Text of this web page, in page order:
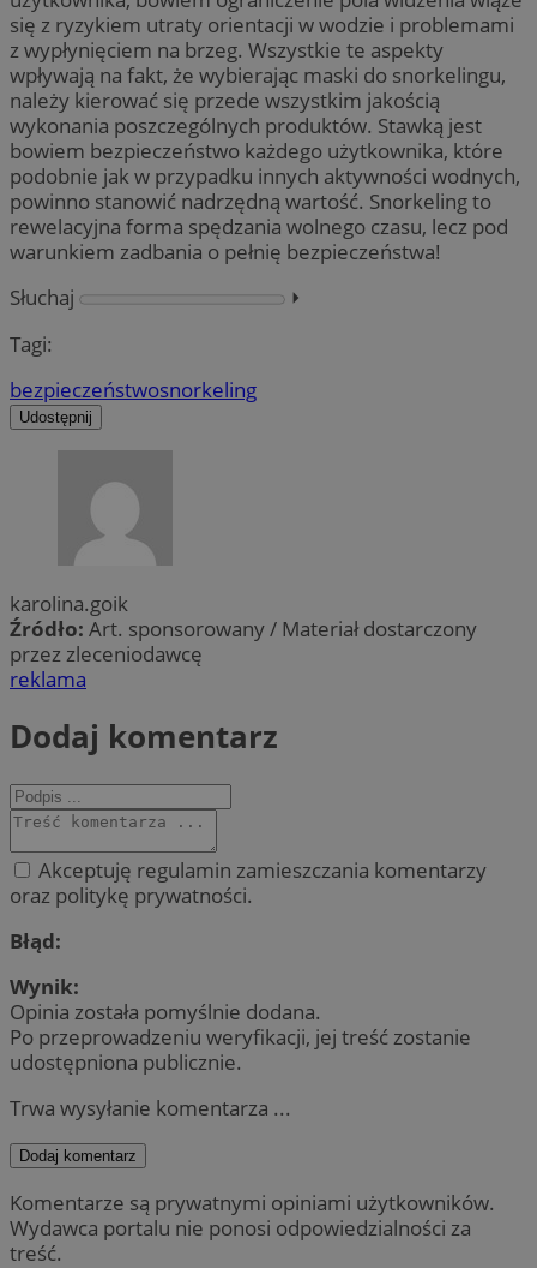
się z ryzykiem utraty orientacji w wodzie i problemami
z wypłynięciem na brzeg. Wszystkie te aspekty
wpływają na fakt, że wybierając maski do snorkelingu,
należy kierować się przede wszystkim jakością
wykonania poszczególnych produktów. Stawką jest
bowiem bezpieczeństwo każdego użytkownika, które
podobnie jak w przypadku innych aktywności wodnych,
powinno stanowić nadrzędną wartość. Snorkeling to
rewelacyjna forma spędzania wolnego czasu, lecz pod
warunkiem zadbania o pełnię bezpieczeństwa!
Słuchaj
⏵︎
Tagi:
bezpieczeństwosnorkeling
Udostępnij
karolina.goik
Źródło: Art. sponsorowany / Materiał dostarczony
przez zleceniodawcę
reklama
Dodaj komentarz
Akceptuję regulamin zamieszczania komentarzy
oraz politykę prywatności.
Błąd:
Wynik:
Opinia została pomyślnie dodana.
Po przeprowadzeniu weryfikacji, jej treść zostanie
udostępniona publicznie.
Trwa wysyłanie komentarza ...
Dodaj komentarz
Komentarze są prywatnymi opiniami użytkowników.
Wydawca portalu nie ponosi odpowiedzialności za
treść.